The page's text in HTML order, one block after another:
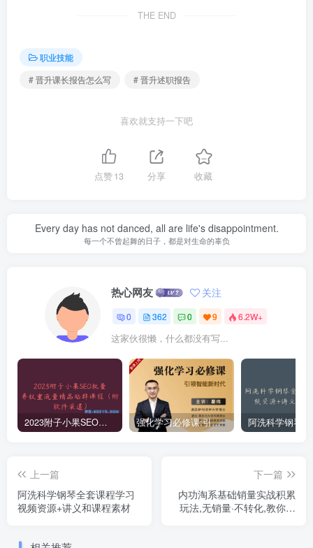
THE END
职业技能
# 晋升课长报告怎么写
# 晋升述职报告
喜欢就支持一下吧
点赞13 分享 收藏
Every day has not danced, all are life's disappointment.
每一个不曾起舞的日子，都是对生命的辜负
热心网友 关注
0 362 0 9 6.2W+
这家伙很懒，什么都没有写...
2023附子小果SEO批量养权重流量精品站群课程（附软件渠道） 强化学习必修课:引领智能新时代-耿直哥学习课程视频资源
上一篇
阿洗科学钢琴全套课程学习
视频资源+讲义和课程素材
下一篇
内功淘系基础销量实战积累
玩法,无销量·不转化,教你冲